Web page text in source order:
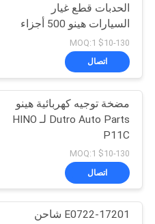
أجزاء
73
22
الحدبات قطع غيار
السيارات هينو 500 أجزاء
$10-130 MOQ:1
اتصال
مضخة توجيه كهربائية هينو
Dutro Auto Parts لـ HINO
P11C
$10-130 MOQ:1
اتصال
17201-E0722 شاحن